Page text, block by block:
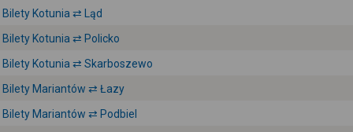
Bilety Kotunia ⇄ Ląd
Bilety Kotunia ⇄ Policko
Bilety Kotunia ⇄ Skarboszewo
Bilety Mariantów ⇄ Łazy
Bilety Mariantów ⇄ Podbiel